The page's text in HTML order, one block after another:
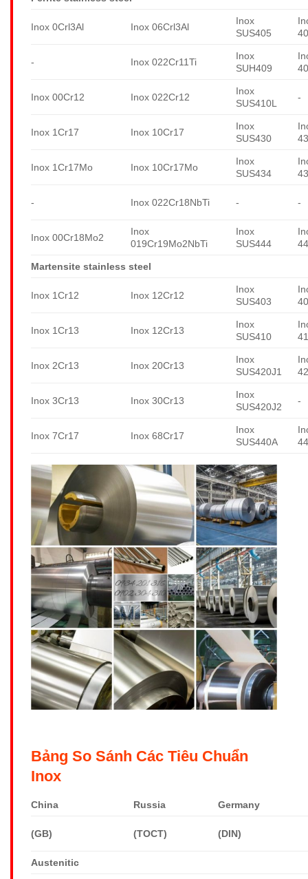
Inox 0Crl3Al Inox 06Crl3Al
Inox
SUS405
- Inox 022Cr11Ti
Inox
SUH409
Inox 00Cr12 Inox 022Cr12
Inox
SUS410L
-
Inox 1Cr17 Inox 10Cr17
Inox
SUS430
Inox 1Cr17Mo Inox 10Cr17Mo
Inox
SUS434
- Inox 022Cr18NbTi - -
Inox 00Cr18Mo2
Inox
019Cr19Mo2NbTi
Inox
SUS444
Martensite stainless steel
Inox 1Cr12 Inox 12Cr12
Inox
SUS403
Inox 1Cr13 Inox 12Cr13
Inox
SUS410
Inox 2Cr13 Inox 20Cr13
Inox
SUS420J1
Inox 3Cr13 Inox 30Cr13
Inox
SUS420J2
-
Inox 7Cr17 Inox 68Cr17
Inox
SUS440A
Bảng So Sánh Các Tiêu Chuẩn
Inox
China Russia Germany
(GB) (TOCT) (DIN)
Austenitic